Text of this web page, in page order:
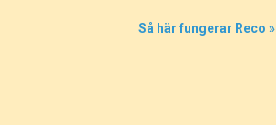
Så här fungerar Reco »